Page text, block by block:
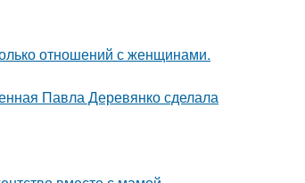
отношений с женщинами.
Павла Деревянко сделала